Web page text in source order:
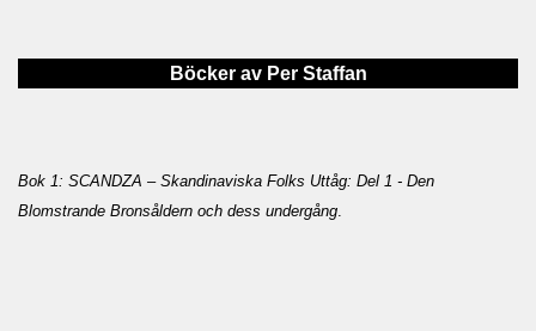
Böcker av Per Staffan
Bok 1: SCANDZA – Skandinaviska Folks Uttåg: Del 1 - Den
Blomstrande Bronsåldern och dess undergång.